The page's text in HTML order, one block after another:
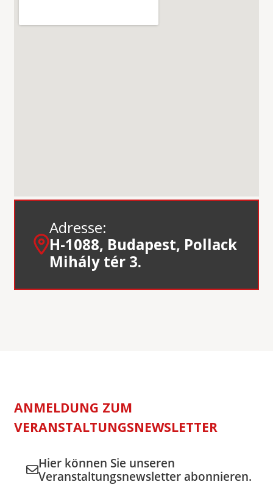
Adresse:
H-1088, Budapest, Pollack
Mihály tér 3.
ANMELDUNG ZUM
VERANSTALTUNGSNEWSLETTER
Hier können Sie unseren
Veranstaltungsnewsletter abonnieren.